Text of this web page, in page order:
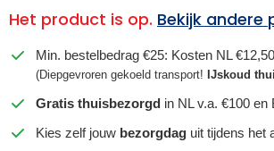
Het product is op. Bekijk andere
Min. bestelbedrag €25: Kosten NL
(Diepgevroren gekoeld transport! IJskoud
Gratis thuisbezorgd in NL v.a. €100 en
Kies zelf jouw bezorgdag uit tijdens het